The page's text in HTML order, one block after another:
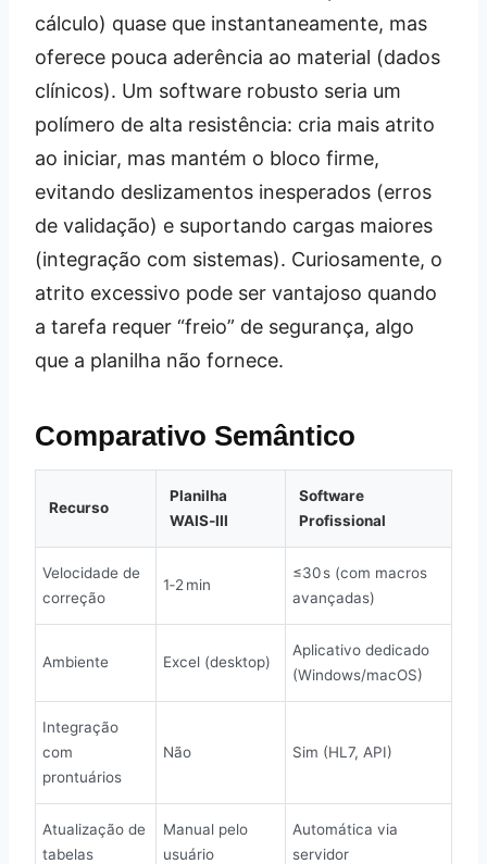
cálculo) quase que instantaneamente, mas
oferece pouca aderência ao material (dados
clínicos). Um software robusto seria um
polímero de alta resistência: cria mais atrito
ao iniciar, mas mantém o bloco firme,
evitando deslizamentos inesperados (erros
de validação) e suportando cargas maiores
(integração com sistemas). Curiosamente, o
atrito excessivo pode ser vantajoso quando
a tarefa requer “freio” de segurança, algo
que a planilha não fornece.
Comparativo Semântico
Recurso
Planilha
WAIS‑III
Software
Profissional
Velocidade de
correção
1‑2 min
≤30 s (com macros
avançadas)
Ambiente Excel (desktop)
Aplicativo dedicado
(Windows/macOS)
Integração
com
prontuários
Não Sim (HL7, API)
Atualização de
tabelas
Manual pelo
usuário
Automática via
servidor